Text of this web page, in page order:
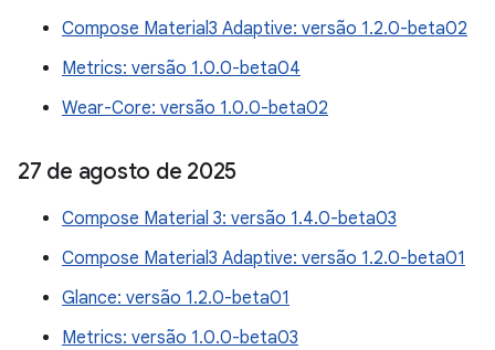
Compose Material3 Adaptive: versão 1.2.0-beta02
Metrics: versão 1.0.0-beta04
Wear-Core: versão 1.0.0-beta02
27 de agosto de 2025
Compose Material 3: versão 1.4.0-beta03
Compose Material3 Adaptive: versão 1.2.0-beta01
Glance: versão 1.2.0-beta01
Metrics: versão 1.0.0-beta03